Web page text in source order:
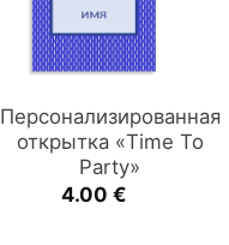
Персонализированная
открытка «Time To
Party»
4.00 €